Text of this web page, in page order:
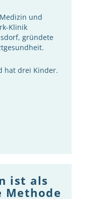
und
Klinik
gründete
hat drei Kinder.
ist als
Methode